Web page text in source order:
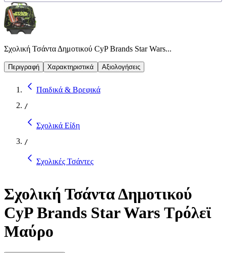
Σχολική Τσάντα Δημοτικού CyP Brands Star Wars...
Περιγραφή Χαρακτηριστικά Αξιολογήσεις
Παιδικά & Βρεφικά
/
Σχολικά Είδη
/
Σχολικές Τσάντες
Σχολική Τσάντα Δημοτικού
CyP Brands Star Wars Τρόλεϊ
Μαύρο